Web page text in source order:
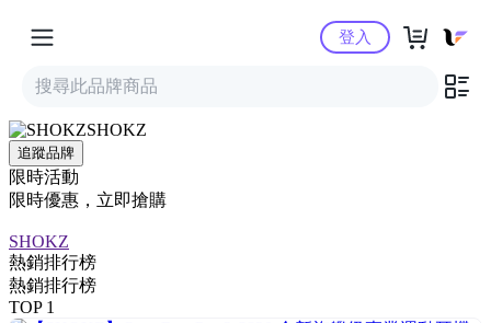
Yahoo購物中心
登入
SHOKZ
追蹤品牌
限時活動
限時優惠，立即搶購
SHOKZ
熱銷排行榜
熱銷排行榜
TOP 1